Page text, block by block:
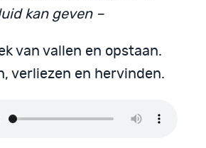
kan geven –
van vallen en opstaan.
verliezen en hervinden.